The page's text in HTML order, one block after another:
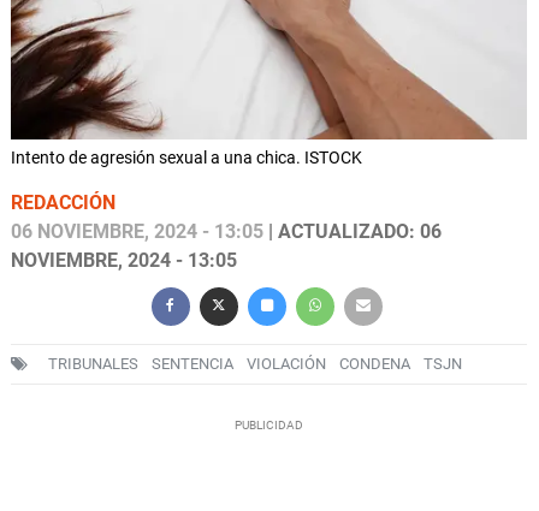
Intento de agresión sexual a una chica. ISTOCK
REDACCIÓN
06 NOVIEMBRE, 2024 - 13:05 | ACTUALIZADO: 06
NOVIEMBRE, 2024 - 13:05
TRIBUNALES SENTENCIA VIOLACIÓN CONDENA TSJN